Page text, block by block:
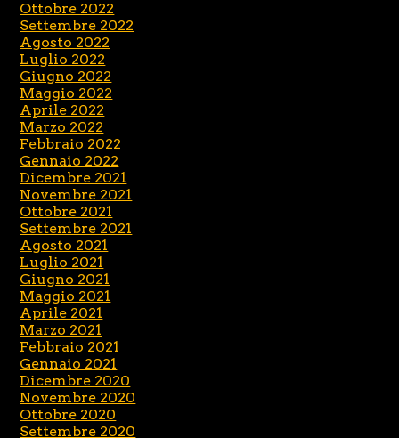
Ottobre 2022
Settembre 2022
Agosto 2022
Luglio 2022
Giugno 2022
Maggio 2022
Aprile 2022
Marzo 2022
Febbraio 2022
Gennaio 2022
Dicembre 2021
Novembre 2021
Ottobre 2021
Settembre 2021
Agosto 2021
Luglio 2021
Giugno 2021
Maggio 2021
Aprile 2021
Marzo 2021
Febbraio 2021
Gennaio 2021
Dicembre 2020
Novembre 2020
Ottobre 2020
Settembre 2020